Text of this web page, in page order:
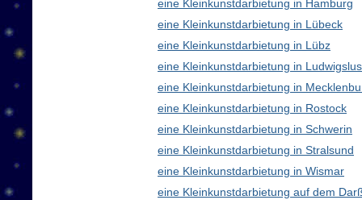
eine Kleinkunstdarbietung in Hamburg
eine Kleinkunstdarbietung in Lübeck
eine Kleinkunstdarbietung in Lübz
eine Kleinkunstdarbietung in
eine Kleinkunstdarbietung in
eine Kleinkunstdarbietung in Rostock
eine Kleinkunstdarbietung in Schwerin
eine Kleinkunstdarbietung in Stralsund
eine Kleinkunstdarbietung in Wismar
eine Kleinkunstdarbietung auf dem